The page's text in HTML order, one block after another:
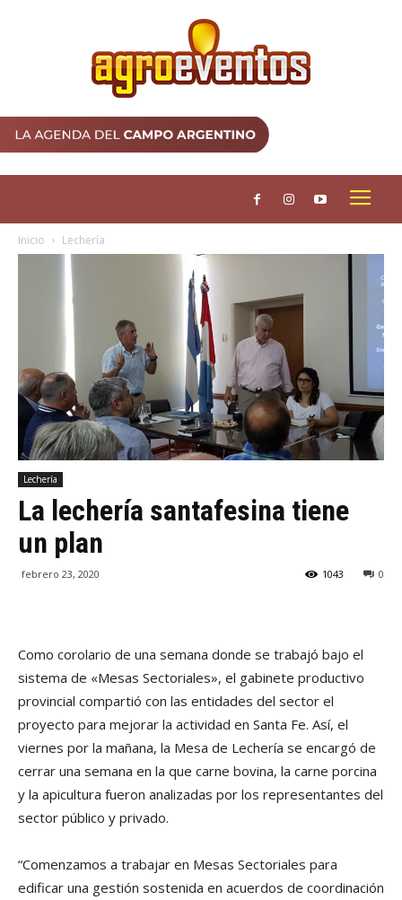
Inicio Lechería
Lechería
La lechería santafesina tiene
un plan
febrero 23, 2020 0
1043
Como corolario de una semana donde se trabajó bajo el
sistema de «Mesas Sectoriales», el gabinete productivo
provincial compartió con las entidades del sector el
proyecto para mejorar la actividad en Santa Fe. Así, el
viernes por la mañana, la Mesa de Lechería se encargó de
cerrar una semana en la que carne bovina, la carne porcina
y la apicultura fueron analizadas por los representantes del
sector público y privado.
“Comenzamos a trabajar en Mesas Sectoriales para
edificar una gestión sostenida en acuerdos de coordinación